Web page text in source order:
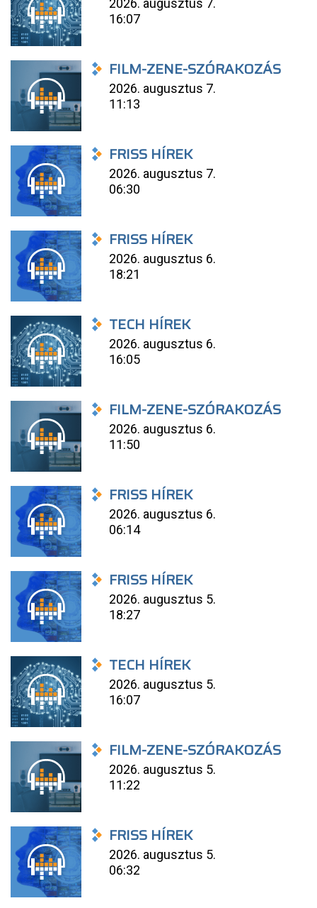
2026. augusztus 7.
16:07
FILM-ZENE-SZÓRAKOZÁS
2026. augusztus 7.
11:13
FRISS HÍREK
2026. augusztus 7.
06:30
FRISS HÍREK
2026. augusztus 6.
18:21
TECH HÍREK
2026. augusztus 6.
16:05
FILM-ZENE-SZÓRAKOZÁS
2026. augusztus 6.
11:50
FRISS HÍREK
2026. augusztus 6.
06:14
FRISS HÍREK
2026. augusztus 5.
18:27
TECH HÍREK
2026. augusztus 5.
16:07
FILM-ZENE-SZÓRAKOZÁS
2026. augusztus 5.
11:22
FRISS HÍREK
2026. augusztus 5.
06:32